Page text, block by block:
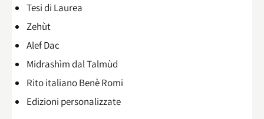
Tesi di Laurea
Zehùt
Alef Dac
Midrashìm dal Talmùd
Rito italiano Benè Romi​
Edizioni personalizzate